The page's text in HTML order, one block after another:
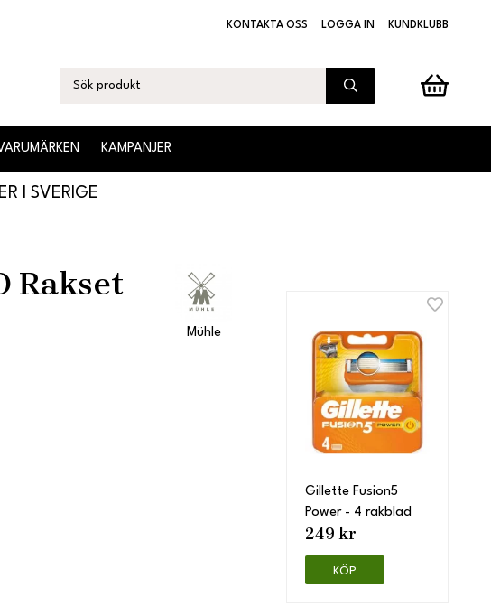
KONTAKTA OSS LOGGA IN KUNDKLUBB
KAMPANJER
I SVERIGE
Rakset
Mühle
Gillette Fusion5
Power - 4 rakblad
249 kr
KÖP